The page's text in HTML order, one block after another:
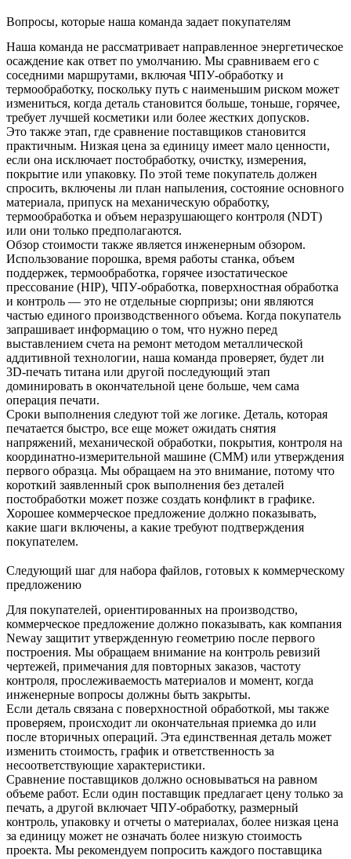
Вопросы, которые наша команда задает покупателям
Наша команда не рассматривает направленное энергетическое
осаждение как ответ по умолчанию. Мы сравниваем его с
соседними маршрутами, включая ЧПУ-обработку и
термообработку, поскольку путь с наименьшим риском может
измениться, когда деталь становится больше, тоньше, горячее,
требует лучшей косметики или более жестких допусков.
Это также этап, где сравнение поставщиков становится
практичным. Низкая цена за единицу имеет мало ценности,
если она исключает постобработку, очистку, измерения,
покрытие или упаковку. По этой теме покупатель должен
спросить, включены ли план напыления, состояние основного
материала, припуск на механическую обработку,
термообработка и объем неразрушающего контроля (NDT)
или они только предполагаются.
Обзор стоимости также является инженерным обзором.
Использование порошка, время работы станка, объем
поддержек, термообработка, горячее изостатическое
прессование (HIP), ЧПУ-обработка, поверхностная обработка
и контроль — это не отдельные сюрпризы; они являются
частью единого производственного объема. Когда покупатель
запрашивает информацию о том, что нужно перед
выставлением счета на ремонт методом металлической
аддитивной технологии, наша команда проверяет, будет ли
3D-печать титана или другой последующий этап
доминировать в окончательной цене больше, чем сама
операция печати.
Сроки выполнения следуют той же логике. Деталь, которая
печатается быстро, все еще может ожидать снятия
напряжений, механической обработки, покрытия, контроля на
координатно-измерительной машине (CMM) или утверждения
первого образца. Мы обращаем на это внимание, потому что
короткий заявленный срок выполнения без деталей
постобработки может позже создать конфликт в графике.
Хорошее коммерческое предложение должно показывать,
какие шаги включены, а какие требуют подтверждения
покупателем.
Следующий шаг для набора файлов, готовых к коммерческому
предложению
Для покупателей, ориентированных на производство,
коммерческое предложение должно показывать, как компания
Neway защитит утвержденную геометрию после первого
построения. Мы обращаем внимание на контроль ревизий
чертежей, примечания для повторных заказов, частоту
контроля, прослеживаемость материалов и момент, когда
инженерные вопросы должны быть закрыты.
Если деталь связана с поверхностной обработкой, мы также
проверяем, происходит ли окончательная приемка до или
после вторичных операций. Эта единственная деталь может
изменить стоимость, график и ответственность за
несоответствующие характеристики.
Сравнение поставщиков должно основываться на равном
объеме работ. Если один поставщик предлагает цену только за
печать, а другой включает ЧПУ-обработку, размерный
контроль, упаковку и отчеты о материалах, более низкая цена
за единицу может не означать более низкую стоимость
проекта. Мы рекомендуем попросить каждого поставщика